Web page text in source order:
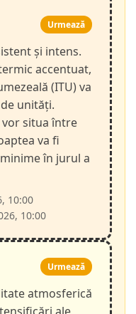
Urmează
și intens.
accentuat,
(ITU) va
unități.
situa între
va fi
în jurul a
10:00
10:00
Urmează
atmosferică